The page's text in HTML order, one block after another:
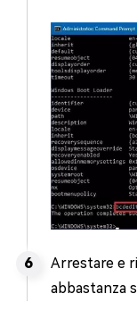
Arrestare e
abbastanza